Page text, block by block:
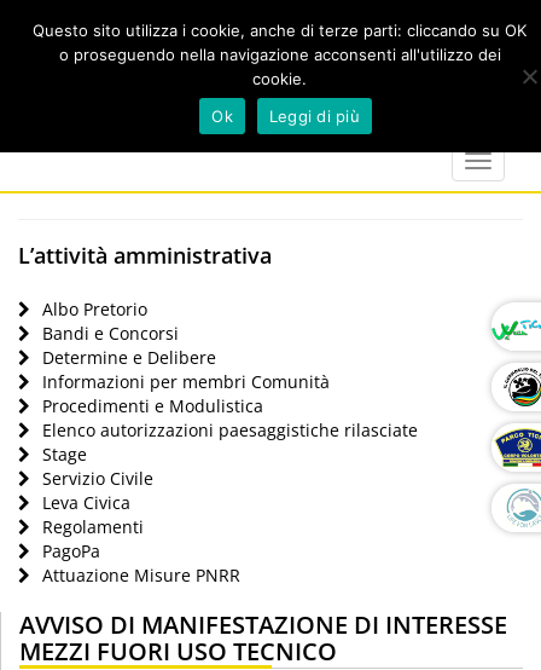
marker
calendar
Toggle
L’attività amministrativa
Albo Pretorio
Bandi e Concorsi
Determine e Delibere
Informazioni per membri Comunità
Procedimenti e Modulistica
Elenco autorizzazioni paesaggistiche rilasciate
Stage
Servizio Civile
Leva Civica
Regolamenti
PagoPa
Attuazione Misure PNRR
AVVISO DI MANIFESTAZIONE DI INTERESSE
MEZZI FUORI USO TECNICO
Questo sito utilizza i cookie, anche di terze parti: cliccando su OK
o proseguendo nella navigazione acconsenti all'utilizzo dei
cookie.
Ok
Leggi di più